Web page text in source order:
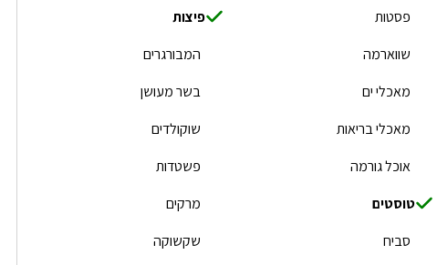
פסטות
פיצות
שווארמה
המבורגרים
מאכלי ים
בשר מעושן
מאכלי בריאות
שוקולדים
אוכל גורמה
פשטדות
טוסטים
מרקים
סביח שקשוקה